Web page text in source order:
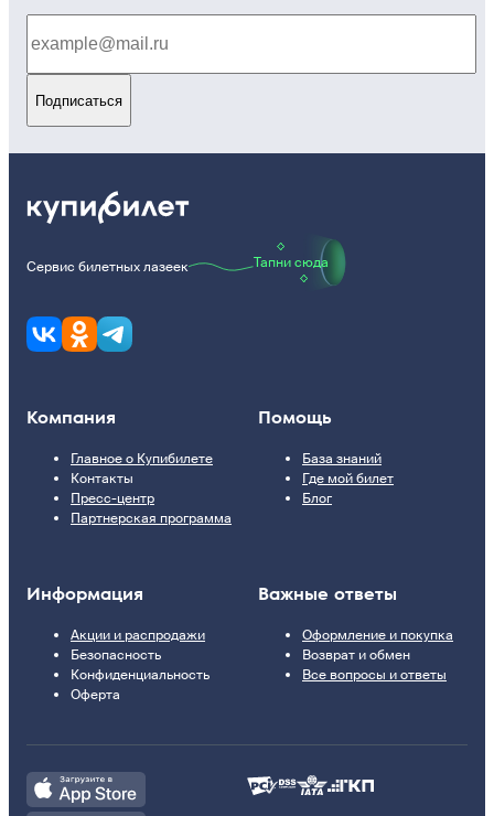
Подписаться
Сервис билетных лазеек Тапни сюда
Компания
Главное о Купибилете
Контакты
Пресс-центр
Партнерская программа
Помощь
База знаний
Где мой билет
Блог
Информация
Акции и распродажи
Безопасность
Конфиденциальность
Оферта
Важные ответы
Оформление и покупка
Возврат и обмен
Все вопросы и ответы